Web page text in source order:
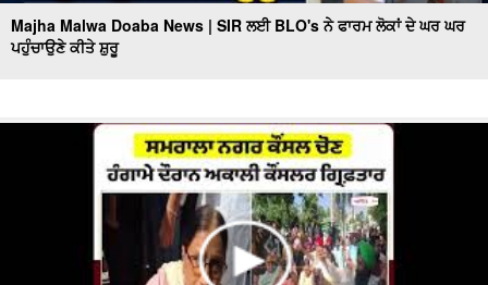
Majha Malwa Doaba News | SIR ਲਈ BLO's ਨੇ ਫਾਰਮ ਲੋਕਾਂ ਦੇ ਘਰ ਘਰ
ਪਹੁੰਚਾਉਣੇ ਕੀਤੇ ਸ਼ੁਰੂ